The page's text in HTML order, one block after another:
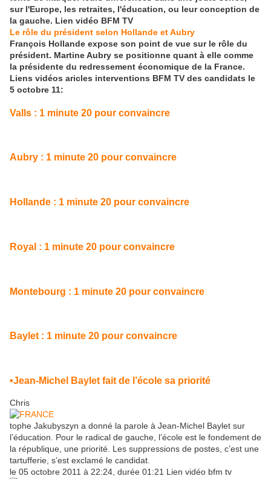
sur l'Europe, les retraites, l'éducation, ou leur conception de
la gauche. Lien vidéo BFM TV
Le rôle du président selon Hollande et Aubry
François Hollande expose son point de vue sur le rôle du
président. Martine Aubry se positionne quant à elle comme
la présidente du redressement économique de la France.
Liens vidéos aricles interventions BFM TV des candidats le
5 octobre 11:
Valls : 1 minute 20 pour convaincre
Aubry : 1 minute 20 pour convaincre
Hollande : 1 minute 20 pour convaincre
Royal : 1 minute 20 pour convaincre
Montebourg : 1 minute 20 pour convaincre
Baylet : 1 minute 20 pour convaincre
•Jean-Michel Baylet fait de l’école sa priorité
Chris
tophe Jakubyszyn a donné la parole à Jean-Michel Baylet sur
l’éducation. Pour le radical de gauche, l’école est le fondement de
la république, une priorité. Les suppressions de postes, c’est une
tartufferie, s’est exclamé le candidat.
le 05 octobre 2011 à 22:24, durée 01:21 Lien vidéo bfm tv